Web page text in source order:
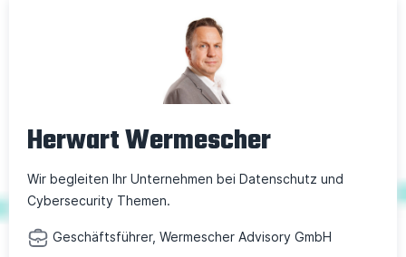
Herwart Wermescher
Wir begleiten Ihr Unternehmen bei Datenschutz und
Cybersecurity Themen.
Geschäftsführer, Wermescher Advisory GmbH